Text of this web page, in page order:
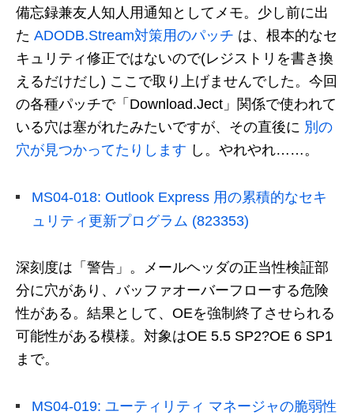
備忘録兼友人知人用通知としてメモ。少し前に出
た ADODB.Stream対策用のパッチ は、根本的なセ
キュリティ修正ではないので(レジストリを書き換
えるだけだし) ここで取り上げませんでした。今回
の各種パッチで「Download.Ject」関係で使われて
いる穴は塞がれたみたいですが、その直後に 別の
穴が見つかってたりします し。やれやれ……。
MS04-018: Outlook Express 用の累積的なセキ
ュリティ更新プログラム (823353)
深刻度は「警告」。メールヘッダの正当性検証部
分に穴があり、バッファオーバーフローする危険
性がある。結果として、OEを強制終了させられる
可能性がある模様。対象はOE 5.5 SP2?OE 6 SP1
まで。
MS04-019: ユーティリティ マネージャの脆弱性